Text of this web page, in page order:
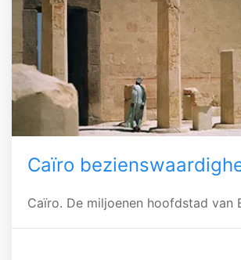
Caïro
Caïro. De miljoenen hoofdstad van